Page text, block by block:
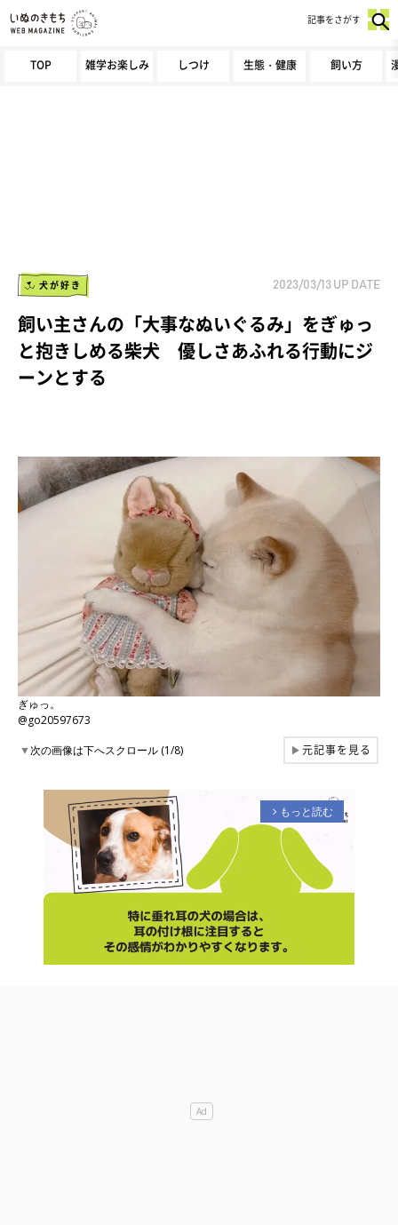
TOP 雑学お楽しみ しつけ 生態・健康 飼い方
記事をさがす
犬が好き 2023/03/13 UP DATE
飼い主さんの「大事なぬいぐるみ」をぎゅっ
と抱きしめる柴犬 優しさあふれる行動にジ
ーンとする
ぎゅっ。
@go20597673
▼次の画像は下へスクロール (1/8) ▶元記事を見る
arrow_forward_ios もっと読む